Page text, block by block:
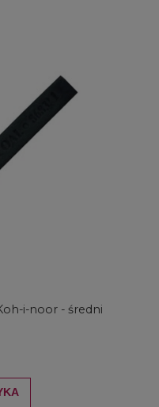
i-noor - średni